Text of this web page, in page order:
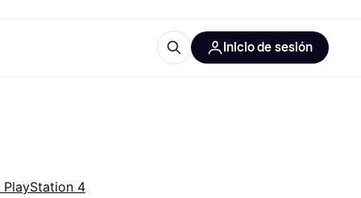
Inicio de sesión
4